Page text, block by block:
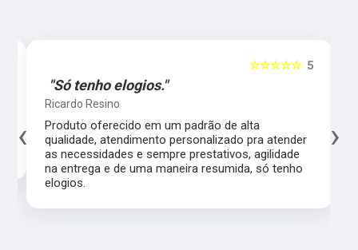
5
☆☆☆☆☆
"Só tenho elogios."
Ricardo Resino
Produto oferecido em um padrão de alta
qualidade, atendimento personalizado pra atender
as necessidades e sempre prestativos, agilidade
na entrega e de uma maneira resumida, só tenho
elogios.
‹ ›